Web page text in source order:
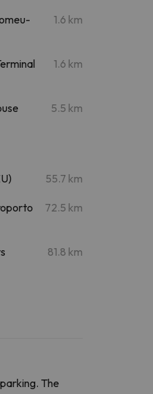
1.6 km
1.6 km
5.5 km
55.7 km
72.5 km
81.8 km
The